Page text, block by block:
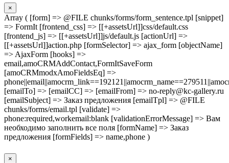
×
Array ( [form] => @FILE chunks/forms/form_sentence.tpl [snippet]
=> FormIt [frontend_css] => [[+assetsUrl]]css/default.css
[frontend_js] => [[+assetsUrl]]js/default.js [actionUrl] =>
[[+assetsUrl]]action.php [formSelector] => ajax_form [objectName]
=> AjaxForm [hooks] =>
email,amoCRMAddContact,FormItSaveForm
[amoCRMmodxAmoFieldsEq] =>
[emailTo] => [emailCC] => [emailFrom] => no-reply@kc-gallery.ru
[emailSubject] => Заказ предложения [emailTpl] => @FILE
chunks/forms/email.tpl [validate] =>
phone:required,workemail:blank [validationErrorMessage] => Вам
необходимо заполнить все поля [formName] => Заказ
предложения [formFields] => name,phone )
×